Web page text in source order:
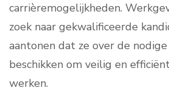
carrièremogelijkheden.
zoek naar gekwalificeerde
aantonen dat ze over de
beschikken om veilig en
werken.